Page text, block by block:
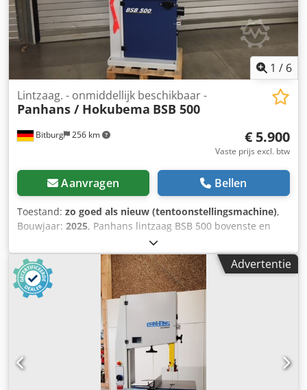
1 / 6
Bitburg 256 km
Lintzaag. - onmiddellijk beschikbaar -
Panhans / Hokubema BSB 500
€ 5.900
Vaste prijs excl. btw
Aanvragen Bellen
Toestand: zo goed als nieuw (tentoonstellingsmachine),
Bouwjaar: 2025, Panhans lintzaag BSB 500 bovenste en
onderste APA II lintzaaggeleiders zwenkbaar tafelblad tot
45 deurbeveiliging door eindschakelaar wieldiameter 500
mm aandrijfmotor 1,5 kW / 2,0 PS motor 400 Volt met
motorrem Bandsnelheid 1.290 m/min. Dodpfx Ahjdq D I
Hsnjwa Snijhoogte max. 320 mm Snijbreedte max. 485 mm
Bladlengte max. 4.145 mm Tafelafmetingen 500x680 mm
Hoogte tafel 890 mm Zuigmondstuk 2x100mm Benodigde
ruimte: 900x525x1925 mm Gewicht 220 kg CE-conform, GS-
goedgekeurd uit voorraad 54634 Bitburg
Advertentie